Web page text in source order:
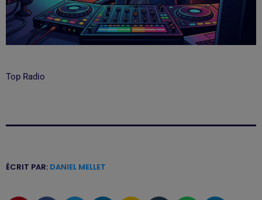
Top Radio
ÉCRIT PAR: DANIEL MELLET